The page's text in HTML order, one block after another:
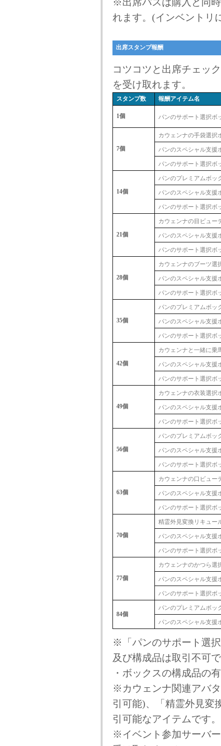
※出席パスは購入と同
れます。(インベントリ
出席スタンプ報酬
コツコツと出席チェッ
を受け取れます。
スタンプ数 報酬アイテム名
1個 パンのサポート選択ボ
7個
カウェンナの手袋選択
パンのスペシャル支援
パンのサポート選択ボ
14個
パンのプレミアムボッ
パンのスペシャル支援
パンのサポート選択ボ
21個
カウェンナの目ビュー
パンのスペシャル支援
パンのサポート選択ボ
28個
カウェンナのブーツ選
パンのスペシャル支援
パンのサポート選択ボ
35個
パンのプレミアムボッ
パンのスペシャル支援
パンのサポート選択ボ
42個
カウェンナと一緒に乗
パンのスペシャル支援
パンのサポート選択ボ
49個
カウェンナの衣装選択
パンのスペシャル支援
パンのサポート選択ボ
56個
パンのプレミアムボッ
パンのスペシャル支援
パンのサポート選択ボ
63個
カウェンナの口ビュー
パンのスペシャル支援
パンのサポート選択ボ
70個
精霊外見変換リキュー
パンのスペシャル支援
パンのサポート選択ボ
77個
カウェンナのかつら選
パンのスペシャル支援
パンのサポート選択ボ
84個
パンのプレミアムボッ
パンのスペシャル支援
※「パンのサポート選
及び構成品は取引不可
・ボックスの構成品の
※カウェンナ関連アバ
引可能)、「精霊外見変
引可能なアイテムです。
※イベント参加サーバ